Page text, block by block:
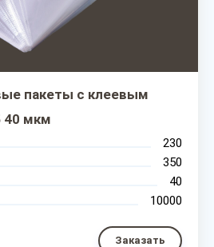
пакеты с клеевым
40 мкм
230
350
40
10000
Заказать